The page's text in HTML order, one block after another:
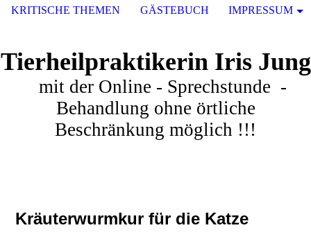
Tierheilpraktikerin Iris Jung
mit der Online - Sprechstunde -
Behandlung ohne örtliche
Beschränkung möglich !!!
Kräuterwurmkur für die Katze
KRITISCHE THEMEN GÄSTEBUCH IMPRESSUM